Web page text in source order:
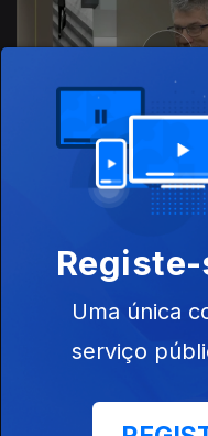
Registe-
Uma única
serviço